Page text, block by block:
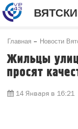
Главная Новости
Жильцы
просят
14 Января в 16:21